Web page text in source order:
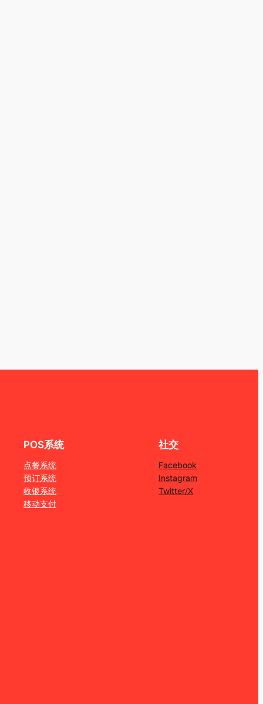
POS系统
点餐系统
预订系统
收银系统
移动支付
社交
Facebook
Instagram
Twitter/X